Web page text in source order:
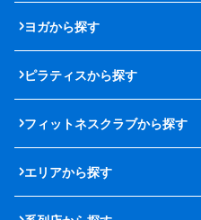
ヨガから探す
ピラティスから探す
フィットネスクラブから探す
エリアから探す